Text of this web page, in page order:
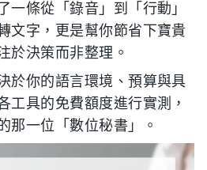
一條從「錄音」到「行動」
文字，更是幫你節省下寶貴
於決策而非整理。
於你的語言環境、預算與具
工具的免費額度進行實測，
那一位「數位秘書」。